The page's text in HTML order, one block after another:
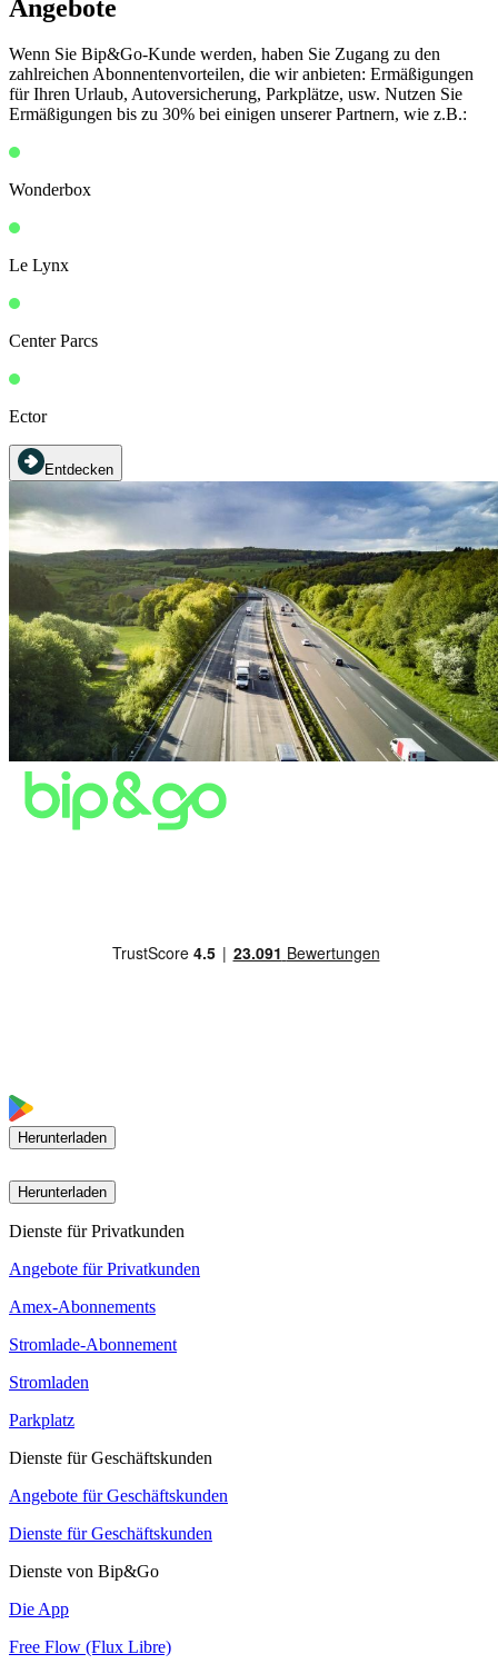
Angebote
Wenn Sie Bip&Go-Kunde werden, haben Sie Zugang zu den
zahlreichen Abonnentenvorteilen, die wir anbieten: Ermäßigungen
für Ihren Urlaub, Autoversicherung, Parkplätze, usw. Nutzen Sie
Ermäßigungen bis zu 30% bei einigen unserer Partnern, wie z.B.:
Wonderbox
Le Lynx
Center Parcs
Ector
Entdecken
Herunterladen
Herunterladen
Dienste für Privatkunden
Angebote für Privatkunden
Amex-Abonnements
Stromlade-Abonnement
Stromladen
Parkplatz
Dienste für Geschäftskunden
Angebote für Geschäftskunden
Dienste für Geschäftskunden
Dienste von Bip&Go
Die App
Free Flow (Flux Libre)